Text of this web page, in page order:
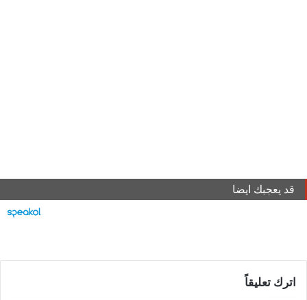
قد يعجبك ايضا
اترك تعليقاً